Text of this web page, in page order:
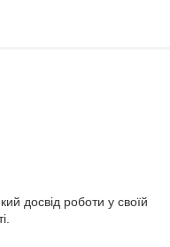
досвід роботи у своїй